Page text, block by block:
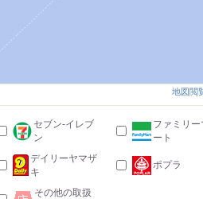
地図閲
セブン-イレブ
ン
ファミリー
ート
デイリーヤマザ
キ
ポプラ
その他の取扱